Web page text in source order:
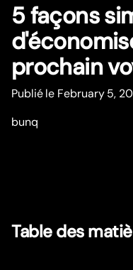
5 façons
prochain
Publié le February 5,
bunq
Table des